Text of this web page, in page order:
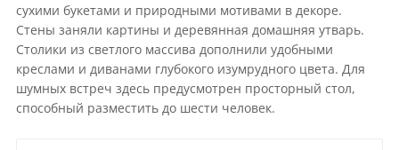
сухими букетами и природными мотивами в декоре.
Стены заняли картины и деревянная домашняя утварь.
Столики из светлого массива дополнили удобными
креслами и диванами глубокого изумрудного цвета. Для
шумных встреч здесь предусмотрен просторный стол,
способный разместить до шести человек.